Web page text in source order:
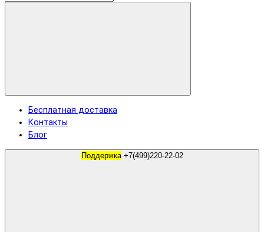
Бесплатная доставка
Контакты
Блог
Поддержка +7(499)220-22-02